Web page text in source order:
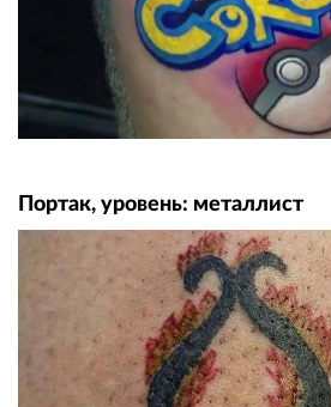
Портак, уровень: металлист